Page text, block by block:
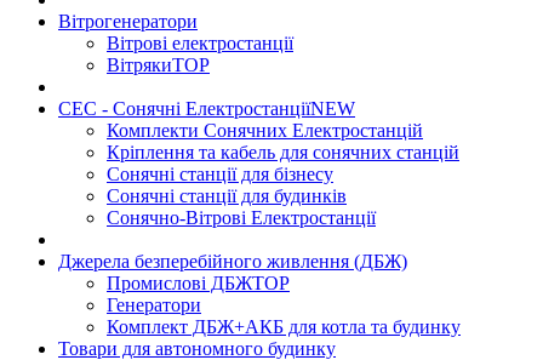
Вітрогенератори
Вітрові електростанції
ВітрякиTOP
СЕС - Сонячні ЕлектростанціїNEW
Комплекти Сонячних Електростанцій
Кріплення та кабель для сонячних станцій
Сонячні станції для бізнесу
Сонячні станції для будинків
Сонячно-Вітрові Електростанції
Джерела безперебійного живлення (ДБЖ)
Промислові ДБЖTOP
Генератори
Комплект ДБЖ+АКБ для котла та будинку
Товари для автономного будинку